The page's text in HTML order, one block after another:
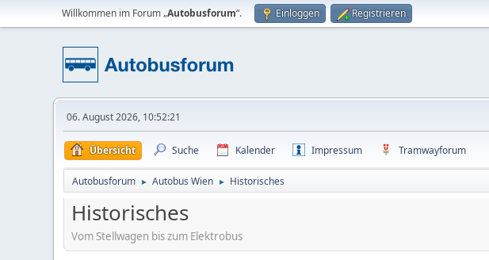
Willkommen im Forum „Autobusforum“. Einloggen Registrieren
06. August 2026, 10:52:21
Übersicht Suche Kalender Impressum Tramwayforum
Autobusforum ► Autobus Wien ► Historisches
Historisches
Vom Stellwagen bis zum Elektrobus